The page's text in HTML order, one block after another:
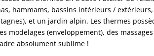
hammams, bassins intérieurs /
et un jardin alpin. Les thermes
modelages (enveloppement), des
absolument sublime !